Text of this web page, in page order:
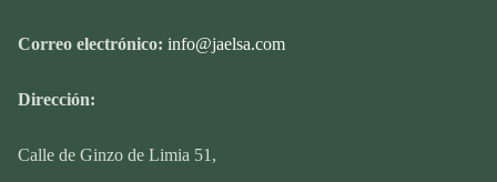
Correo electrónico: info@jaelsa.com
Dirección:
Calle de Ginzo de Limia 51,